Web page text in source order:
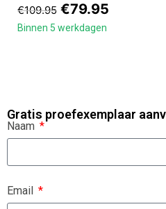
€109.95 €79.95
Binnen 5 werkdagen
Gratis proefexemplaar
Naam
Email